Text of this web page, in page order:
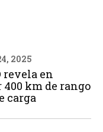
2025
revela en
km de rango
carga